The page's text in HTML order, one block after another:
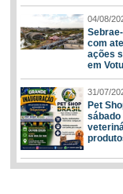
04/08/
com
ações
em
31/07/
Pet
sábado